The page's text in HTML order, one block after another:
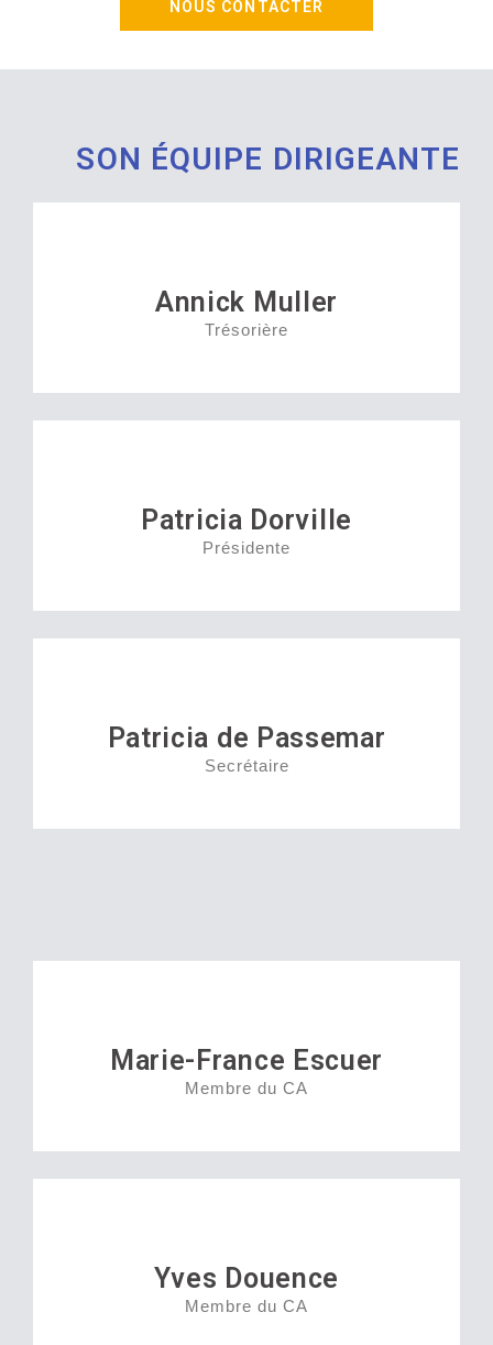
NOUS CONTACTER
SON ÉQUIPE DIRIGEANTE
Annick Muller
Trésorière
Patricia Dorville
Présidente
Patricia de Passemar
Secrétaire
Marie-France Escuer
Membre du CA
Yves Douence
Membre du CA